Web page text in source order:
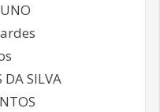
DA SILVA